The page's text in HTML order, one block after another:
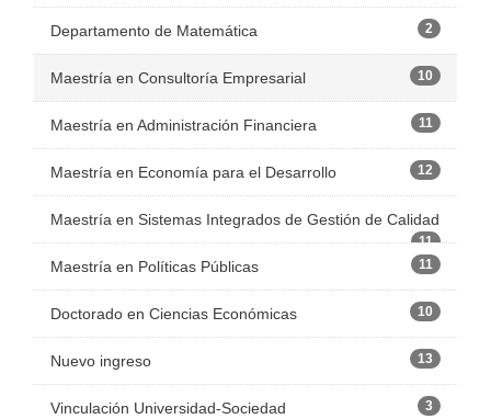
Departamento de Matemática 2
Maestría en Consultoría Empresarial 10
Maestría en Administración Financiera 11
Maestría en Economía para el Desarrollo 12
Maestría en Sistemas Integrados de Gestión de Calidad
11
Maestría en Políticas Públicas 11
Doctorado en Ciencias Económicas 10
Nuevo ingreso 13
Vinculación Universidad-Sociedad 3